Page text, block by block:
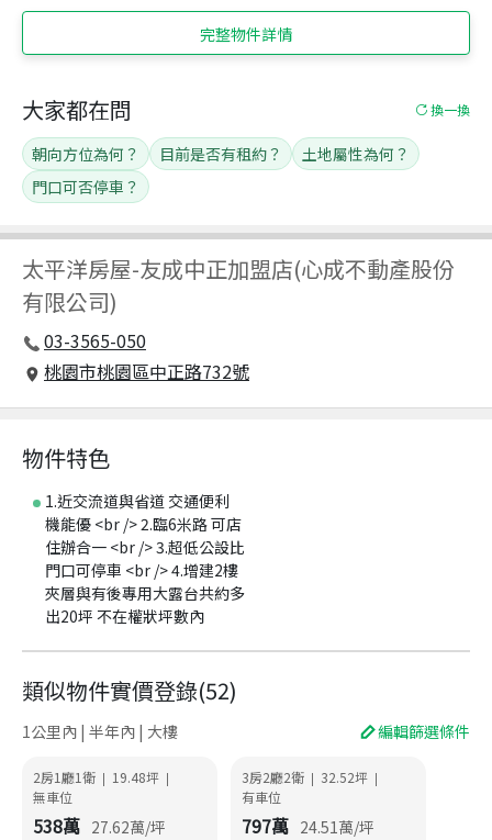
完整物件詳情
太平洋房屋-友成中正加盟店(心成不動產股份
有限公司)
03-3565-050
桃園市桃園區中正路732號
大家都在問 換一換
朝向方位為何？ 目前是否有租約？
土地屬性為何？
門口可否停車？
物件特色
1.近交流道與省道 交通便利
機能優 <br /> 2.臨6米路 可店
住辦合一 <br /> 3.超低公設比
門口可停車 <br /> 4.增建2樓
夾層與有後專用大露台共約多
出20坪 不在權狀坪數內
類似物件實價登錄(52)
1公里內 | 半年內 | 大樓 編輯篩選條件
2房1廳1衛 | 19.48坪 |
無車位
538萬 27.62萬/坪
3房2廳2衛 | 32.52坪 |
有車位
797萬 24.51萬/坪